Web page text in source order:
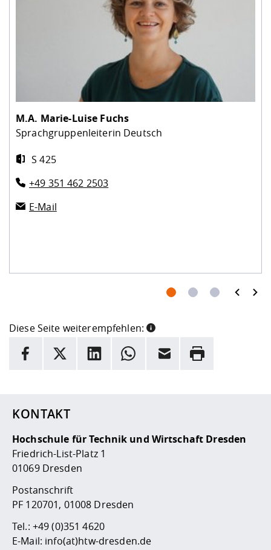
M.A. Marie-Luise Fuchs
Sprachgruppenleiterin Deutsch
S 425
+49 351 462 2503
E-Mail
prev next
Diese Seite weiterempfehlen:
INFORMATION
Hier stehen weitere Informationen und ein Link zur
Facebook
X LinkedInWhatsappE-Mail Drucken
KONTAKT
Hochschule für Technik und Wirtschaft Dresden
Friedrich-List-Platz 1
01069 Dresden
Postanschrift
PF 120701, 01008 Dresden
Tel.: +49 (0)351 4620
E-Mail: info(at)htw-dresden.de